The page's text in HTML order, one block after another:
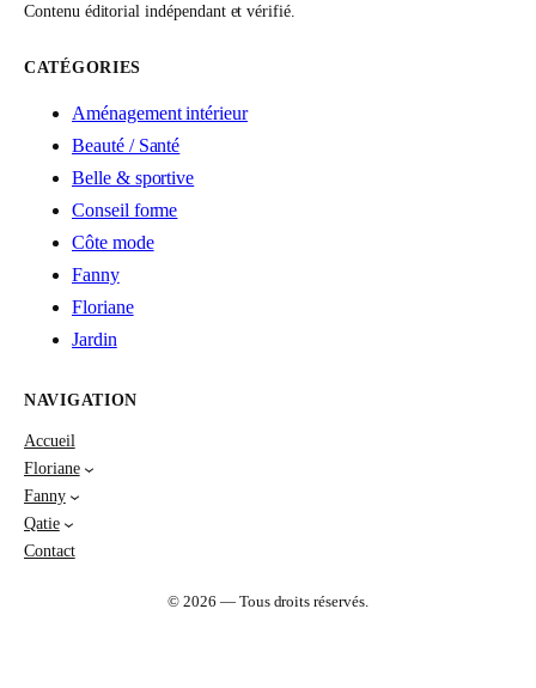
Contenu éditorial indépendant et vérifié.
CATÉGORIES
Aménagement intérieur
Beauté / Santé
Belle & sportive
Conseil forme
Côte mode
Fanny
Floriane
Jardin
NAVIGATION
Accueil
Floriane
Fanny
Qatie
Contact
© 2026 — Tous droits réservés.